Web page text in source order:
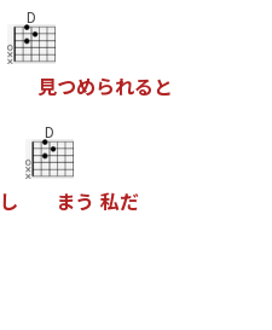
D
見つめられる と
し
D
まう 私だ